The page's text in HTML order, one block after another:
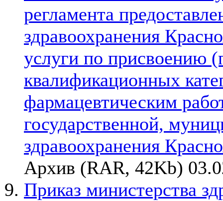
регламента
здравоохранения
услуги по присвоению
квалификационных
фармацевтическим
государственной,
здравоохранения
Архив (RAR, 42Kb)
Приказ министерства